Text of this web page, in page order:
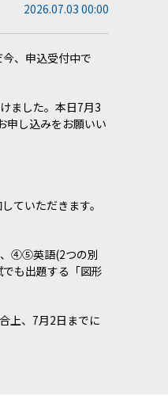
2026.07.03 00:00
、申込受付中で
ました。本日7月3
申し込みをお願いい
ていただきます。
、④⑤英語(2つの別
も出題する「図形
上、7月2日までに